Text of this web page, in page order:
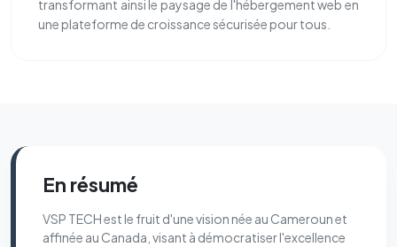
transformant ainsi le paysage de l'hébergement web en
une plateforme de croissance sécurisée pour tous.
En résumé
VSP TECH est le fruit d'une vision née au Cameroun et
affinée au Canada, visant à démocratiser l'excellence